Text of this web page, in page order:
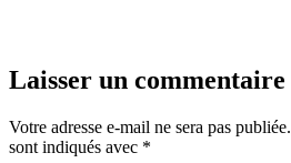
Laisser un commentaire
Votre adresse e-mail ne sera pas publiée.
sont indiqués avec *